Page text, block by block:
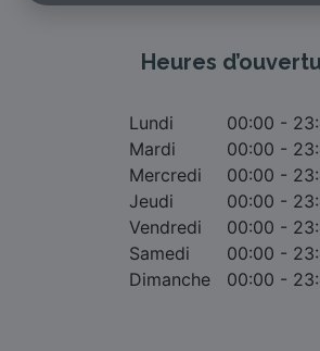
Heures
Lundi
00:00 -
Mardi
00:00 -
Mercredi
00:00 -
Jeudi
00:00 -
Vendredi
00:00 -
Samedi
00:00 -
Dimanche
00:00 -